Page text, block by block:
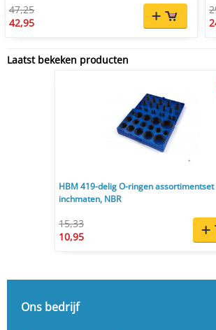
47,25
42,95
Laatst bekeken producten
HBM 419-delig O-ringen assortimentset
inchmaten, NBR
15,33
10,95
Ons bedrijf